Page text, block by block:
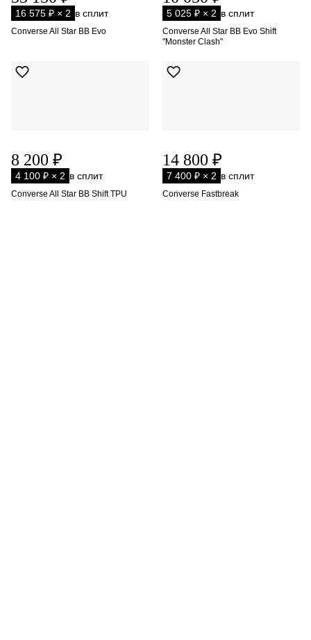
16 575 ₽ × 2 в сплит
Converse All Star BB Evo
5 025 ₽ × 2 в сплит
Converse All Star BB Evo Shift
"Monster Clash"
8 200 ₽
4 100 ₽ × 2 в сплит
Converse All Star BB Shift TPU
14 800 ₽
7 400 ₽ × 2 в сплит
Converse Fastbreak